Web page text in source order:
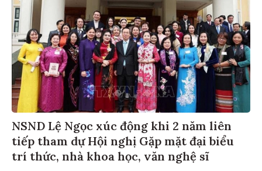
NSND Lệ Ngọc xúc động khi 2 năm liên
tiếp tham dự Hội nghị Gặp mặt đại biểu
trí thức, nhà khoa học, văn nghệ sĩ